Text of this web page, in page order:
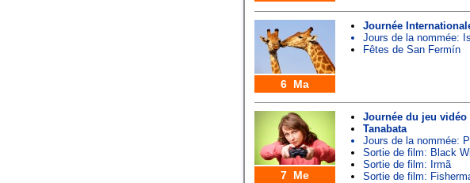
6 Ma
Journée
Jours de la nommée:
Fêtes de San Fermín
7 Me
Journée du jeu vidéo
Tanabata
Jours de la nommée:
Sortie de film: Black
Sortie de film: Irmã
Sortie de film: